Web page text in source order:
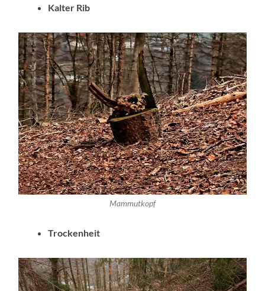
Kalter Rib
Mammutkopf
Trockenheit